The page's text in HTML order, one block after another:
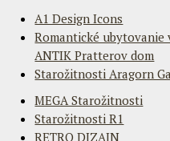
A1 Design Icons
Romantické ubytovanie
ANTIK Pratterov dom
Starožitnosti Aragorn
MEGA Starožitnosti
Starožitnosti R1
RETRO DIZAJN